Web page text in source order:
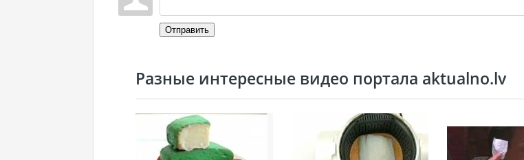
Отправить
Разные интересные видео портала aktualno.lv